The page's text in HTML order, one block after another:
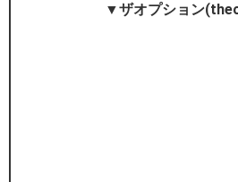
▼ザオプション